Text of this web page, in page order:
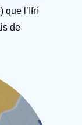
que l’Ifri
de
le
et de